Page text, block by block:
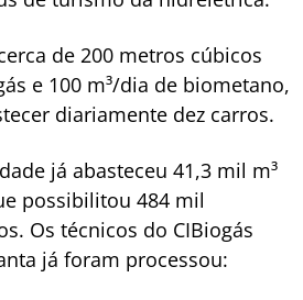
de 200 metros cúbicos
e 100 m³/dia de biometano,
diariamente dez carros.
já abasteceu 41,3 mil m³
possibilitou 484 mil
Os técnicos do CIBiogás
já foram processou: